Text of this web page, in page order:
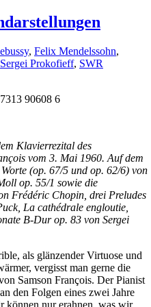
, Felix Mendelssohn,
Sergei Prokofieff, SWR
90608 6
Klavierrezital des
vom 3. Mai 1960. Auf dem
(op. 67/5 und op. 62/6) von
op. 55/1 sowie die
Frédéric Chopin, drei Preludes
La cathédrale engloutie,
B-Dur op. 83 von Sergei
als glänzender Virtuose und
vergisst man gerne die
Samson François. Der Pianist
den Folgen eines zwei Jahre